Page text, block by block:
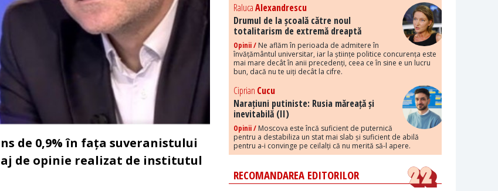
de 0,9% în fața suveranistului
de opinie realizat de institutul
RalucaAlexandrescu
Drumul de la școală către noul
totalitarism de extremă dreaptă
Opinii / Ne aflăm în perioada de admitere în
învățământul universitar, iar la științe politice concurența este
mai mare decât în anii precedenți, ceea ce în sine e un lucru
bun, dacă nu te uiți decât la cifre.
Ciprian Cucu
Narațiuni putiniste: Rusia măreață și
inevitabilă (II)
Opinii / Moscova este încă suficient de puternică
pentru a destabiliza un stat mai slab și suficient de abilă
pentru a-i convinge pe ceilalți că nu merită să-l apere.
RECOMANDAREA EDITORILOR